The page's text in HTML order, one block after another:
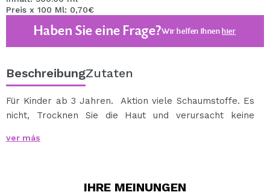
Preis x 100 Ml: 0,70€
Haben Sie eine Frage?Wir helfen Ihnenhier
BeschreibungZutaten
Für Kinder ab 3 Jahren. Aktion viele Schaumstoffe. Es
nicht, Trocknen Sie die Haut und verursacht keine
gründlich abspülen.
ver más
IHRE MEINUNGEN